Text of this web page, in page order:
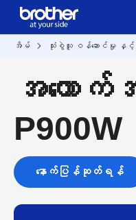
အိမ် သုံးစွဲသူ ဝန်ဆောင်မှု
အထော
P900W
နောက်ပြန်ဆုတ်ရန်